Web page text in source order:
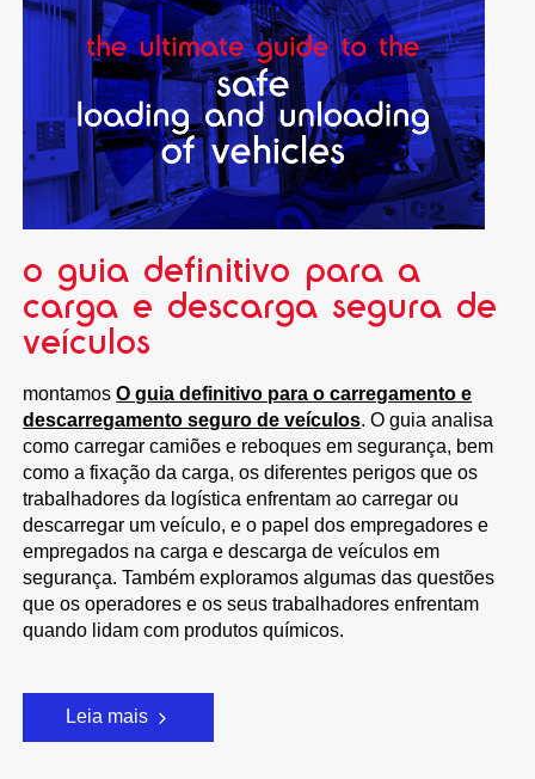
o guia definitivo para a
carga e descarga segura de
veículos
montamosO guia definitivo para o carregamento e
descarregamento seguro de veículos. O guia analisa
como carregar camiões e reboques em segurança, bem
como a fixação da carga, os diferentes perigos que os
trabalhadores da logística enfrentam ao carregar ou
descarregar um veículo, e o papel dos empregadores e
empregados na carga e descarga de veículos em
segurança. Também exploramos algumas das questões
que os operadores e os seus trabalhadores enfrentam
quando lidam com produtos químicos.
Leia mais